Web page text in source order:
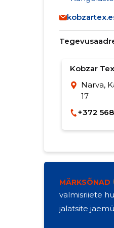
Kobzar
Narva,
17
+372
MÄRKSÕNAD
valmisriiete
jalatsite